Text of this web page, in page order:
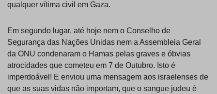
qualquer vítima civil em Gaza.
Em segundo lugar, até hoje nem o Conselho de
Segurança das Nações Unidas nem a Assembleia Geral
da ONU condenaram o Hamas pelas graves e óbvias
atrocidades que cometeu em 7 de Outubro. Isto é
imperdoável! E enviou uma mensagem aos israelenses de
que as suas vidas não importam, que o sangue judeu é